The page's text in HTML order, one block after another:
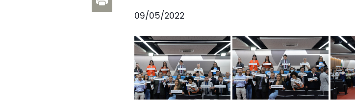
09/05/2022